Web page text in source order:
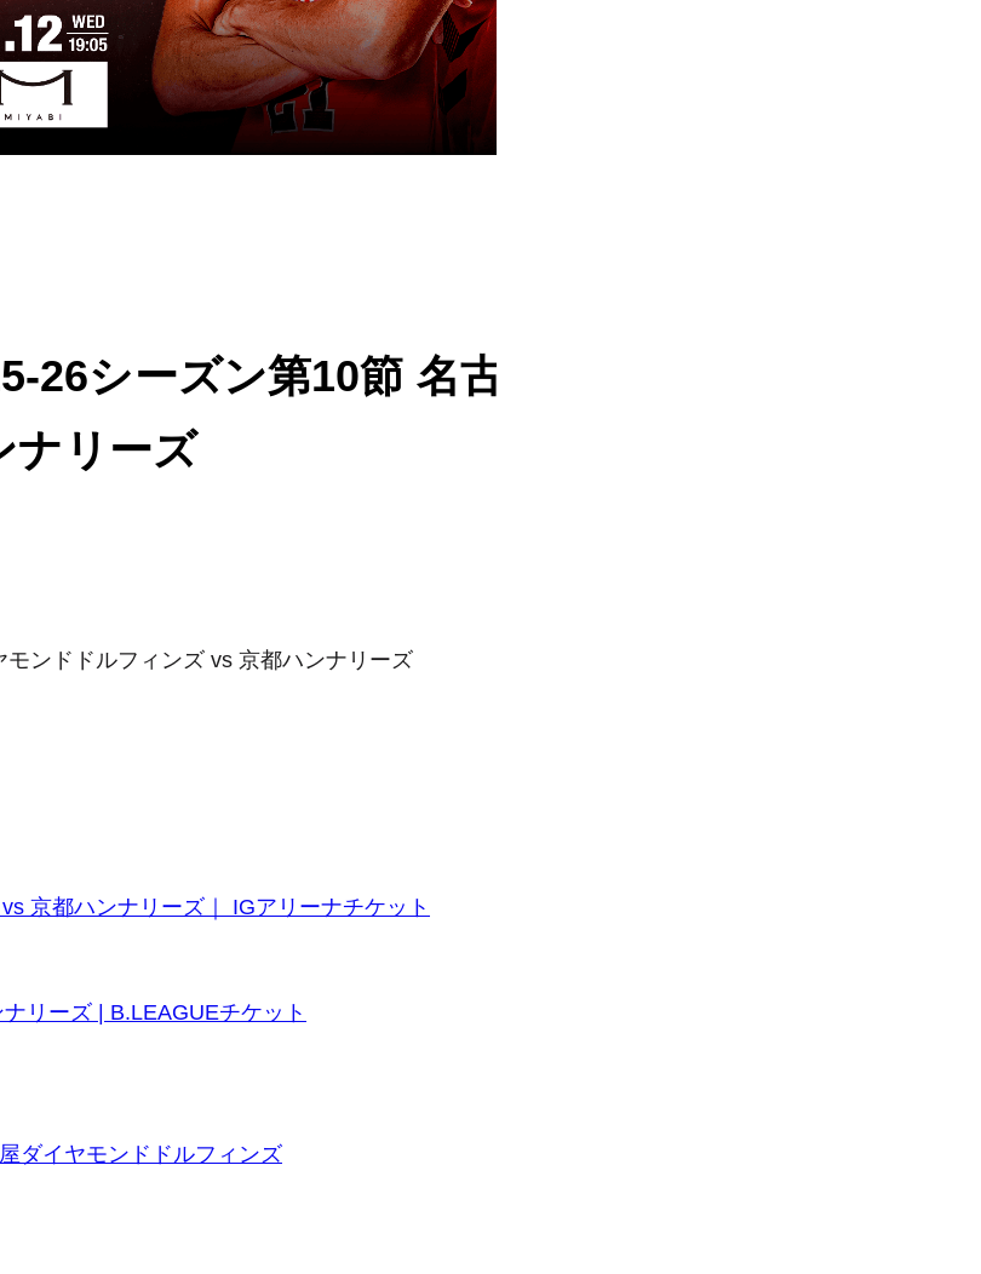
26シーズン第10節 名古屋ダイヤ
ナリーズ
ンドドルフィンズ vs 京都ハンナリーズ
京都ハンナリーズ｜ IGアリーナチケット
リーズ | B.LEAGUEチケット
ダイヤモンドドルフィンズ